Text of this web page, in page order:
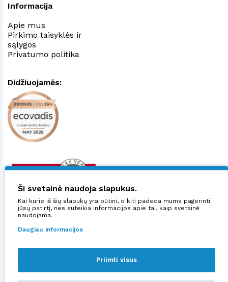
Informacija
Apie mus
Pirkimo taisyklės ir
sąlygos
Privatumo politika
Didžiuojamės:
Sekite mus:
Ši svetainė naudoja slapukus.
Kai kurie iš šių slapukų yra būtini, o kiti padeda mums pagerinti
jūsų patirtį, nes suteikia informacijos apie tai, kaip svetainė
naudojama.
Daugiau informacijos
Priimti visus